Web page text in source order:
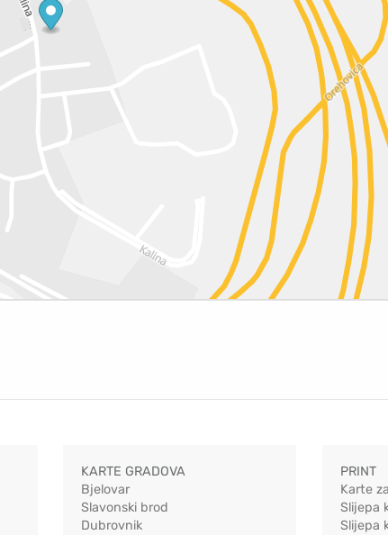
KARTE GRADOVA
Bjelovar
Slavonski brod
Dubrovnik
PRINT
Karte
Slijepa
Slijepa